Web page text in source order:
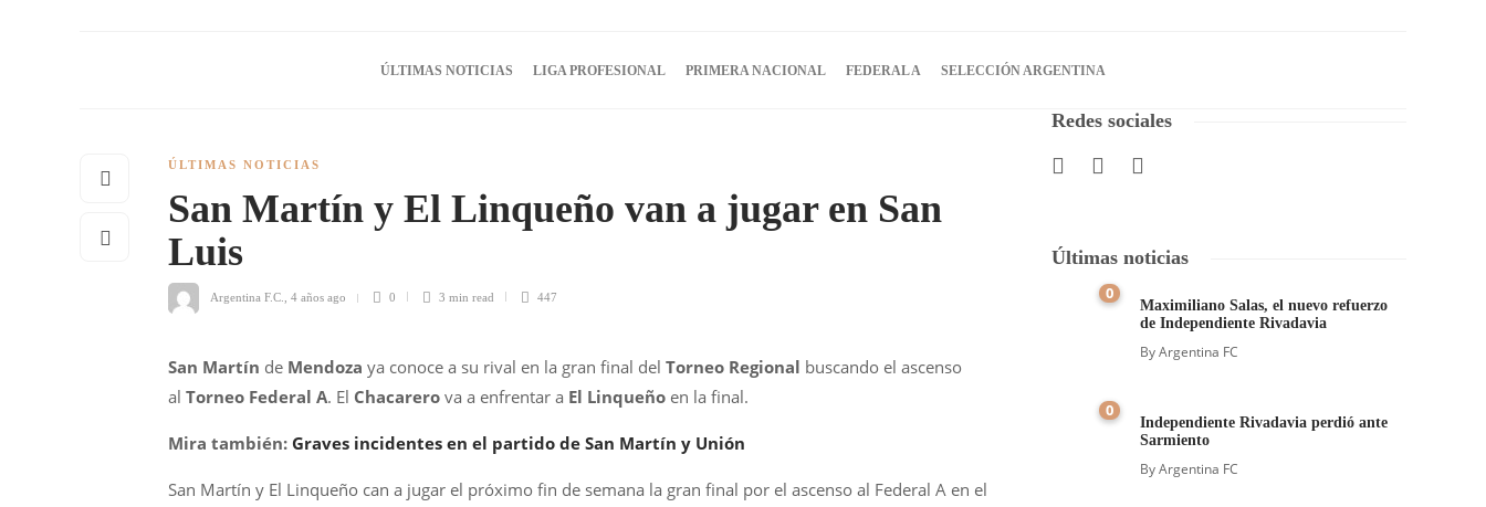
ÚLTIMAS NOTICIAS LIGA PROFESIONAL PRIMERA NACIONAL FEDERAL A SELECCIÓN ARGENTINA
ÚLTIMAS NOTICIAS
San Martín y El Linqueño van a jugar en San
Luis
Argentina F.C. 4 años ago 0 3 min read 447
San Martín de Mendoza ya conoce a su rival en la gran final del Torneo Regional buscando el ascenso
al Torneo Federal A. El Chacarero va a enfrentar a El Linqueño en la final.
Mira también: Graves incidentes en el partido de San Martín y Unión
San Martín y El Linqueño can a jugar el próximo fin de semana la gran final por el ascenso al Federal A en el
Redes sociales
Últimas noticias
0
Maximiliano Salas, el nuevo refuerzo
de Independiente Rivadavia
ByArgentina FC
0
Independiente Rivadavia perdió ante
Sarmiento
ByArgentina FC